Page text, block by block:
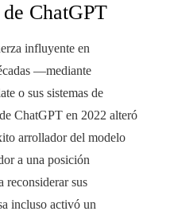
ChatGPT
influyente en
—mediante
o sus sistemas de
ChatGPT en 2022 alteró
arrollador del modelo
a una posición
reconsiderar sus
incluso activó un